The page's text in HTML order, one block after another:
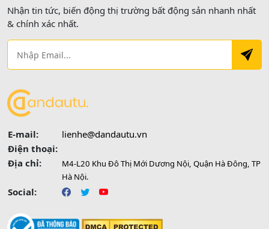
Nhận tin tức, biến động thị trường bất động sản nhanh nhất
& chính xác nhất.
E-mail:
lienhe@dandautu.vn
Điện thoại:
Địa chỉ:
M4-L20 Khu Đô Thị Mới Dương Nội, Quận Hà Đông, TP
Hà Nội.
Social: